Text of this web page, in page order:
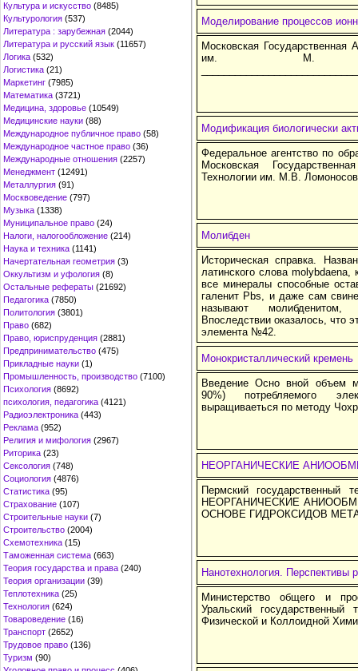
Культура и искусство (8485)
Культурология (537)
Литература : зарубежная (2044)
Литература и русский язык (11657)
Логика (532)
Логистика (21)
Маркетинг (7985)
Математика (3721)
Медицина, здоровье (10549)
Медицинские науки (88)
Международное публичное право (58)
Международное частное право (36)
Международные отношения (2257)
Менеджмент (12491)
Металлургия (91)
Москвоведение (797)
Музыка (1338)
Муниципальное право (24)
Налоги, налогообложение (214)
Наука и техника (1141)
Начертательная геометрия (3)
Оккультизм и уфология (8)
Остальные рефераты (21692)
Педагогика (7850)
Политология (3801)
Право (682)
Право, юриспруденция (2881)
Предпринимательство (475)
Прикладные науки (1)
Промышленность, производство (7100)
Психология (8692)
психология, педагогика (4121)
Радиоэлектроника (443)
Реклама (952)
Религия и мифология (2967)
Риторика (23)
Сексология (748)
Социология (4876)
Статистика (95)
Страхование (107)
Строительные науки (7)
Строительство (2004)
Схемотехника (15)
Таможенная система (663)
Теория государства и права (240)
Теория организации (39)
Теплотехника (25)
Технология (624)
Товароведение (16)
Транспорт (2652)
Трудовое право (136)
Туризм (90)
Моделирование процессов
Московская Государственная
им. М. В.
Модификация биологически
Федеральное агентство по
Московская
Технологии им. М.В.
Молибден
Историческая справка.
латинского слова
все минералы способные
галенит Pbs, и даже сам
называют
Впоследствии оказалось, что
элемента №42.
Монокристаллический кремень
Введение Осно вной объем
90%) потребляемого
выращиваеться по методу
НЕОРГАНИЧЕСКИЕ
Пермский государственный
НЕОРГАНИЧЕСКИЕ
ОСНОВЕ ГИДРОКСИДОВ
Нанотехнология. Перспективы
Министерство общего и
Уральский государственный
Физической и Коллоидной